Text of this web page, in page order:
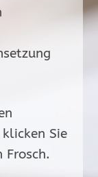
Sie